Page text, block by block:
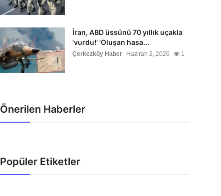
İran, ABD üssünü 70 yıllık uçakla
'vurdu!' 'Oluşan hasa...
Çerkezköy Haber Haziran 2, 2026 1
Önerilen Haberler
Popüler Etiketler